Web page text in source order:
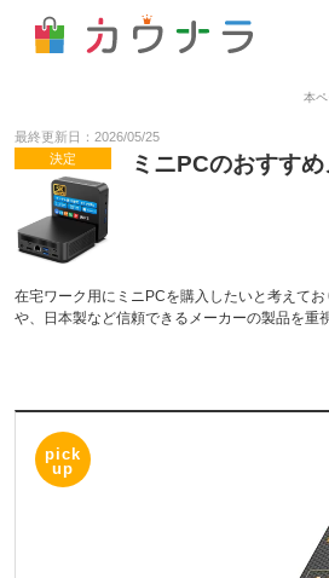
本
最終更新日：2026/05/25
決定
ミニPCのおすす
在宅ワーク用にミニPCを購入したいと考えて
や、日本製など信頼できるメーカーの製品を
pick
up